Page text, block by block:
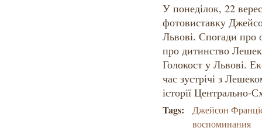
У понеділок, 22
фотовиставку
Львові. Спогади про
про дитинство
Голокост у Львові.
час зустрічі з
історії Центрально-
Tags:
Джейсон
воспоминания